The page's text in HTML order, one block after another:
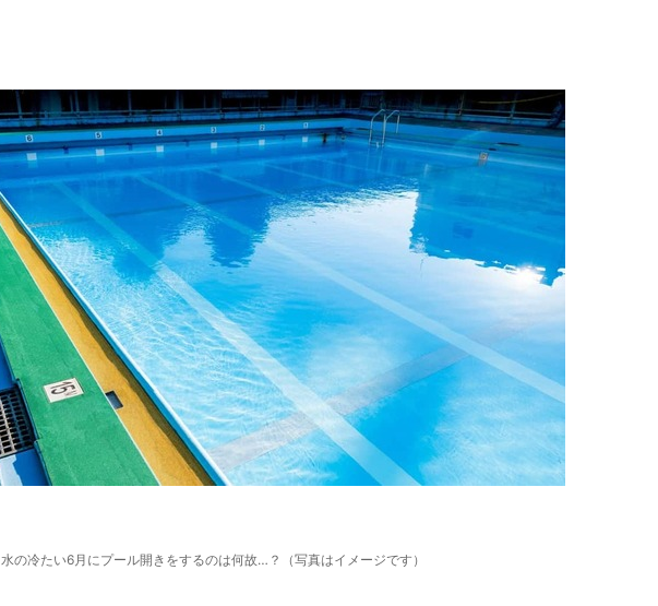
水の冷たい6月にプール開きをするのは何故…？（写真はイメージです）